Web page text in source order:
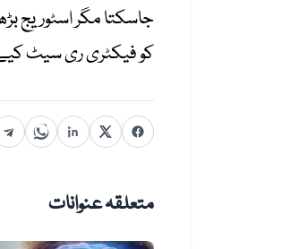
جاسکتا مگر اسٹوریج
کو فیکٹری ری سیٹ
متعلقہ عنوانات